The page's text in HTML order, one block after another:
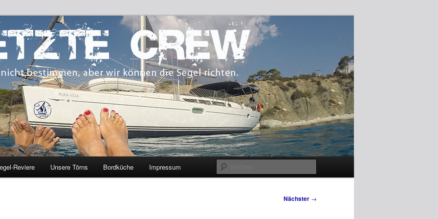
bestimmen, aber wir können die Segel richten.
Reviere Unsere Törns Bordküche Impressum
Nächster →